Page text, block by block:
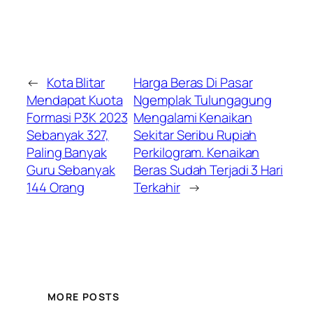
← Kota Blitar
Mendapat Kuota
Formasi P3K 2023
Sebanyak 327,
Paling Banyak
Guru Sebanyak
144 Orang
Harga Beras Di Pasar
Ngemplak Tulungagung
Mengalami Kenaikan
Sekitar Seribu Rupiah
Perkilogram. Kenaikan
Beras Sudah Terjadi 3 Hari
Terkahir →
MORE POSTS